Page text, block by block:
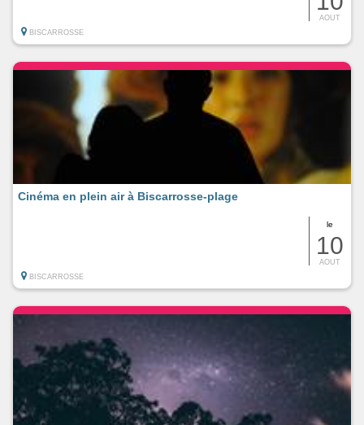
AOUT
BISCARROSSE
le
10
AOUT
Cinéma en plein air à Biscarrosse-plage
BISCARROSSE